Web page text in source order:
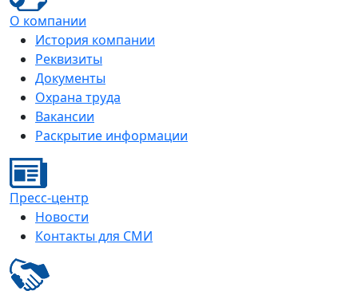
О компании
История компании
Реквизиты
Документы
Охрана труда
Вакансии
Раскрытие информации
Пресс-центр
Новости
Контакты для СМИ